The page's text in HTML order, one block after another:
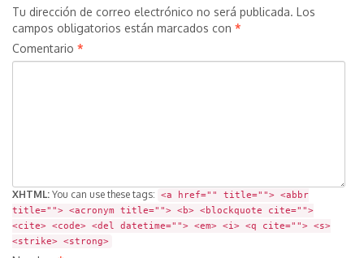
Tu dirección de correo electrónico no será publicada. Los
campos obligatorios están marcados con *
Comentario *
XHTML: You can use these tags:
<a href="" title=""> <abbr
title=""> <acronym title=""> <b> <blockquote cite="">
<cite> <code> <del datetime=""> <em> <i> <q cite=""> <s>
<strike> <strong>